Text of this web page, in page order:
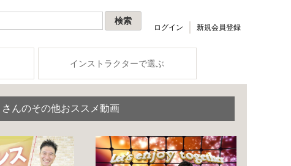
ログイン 新規会員登録
インストラクターで選ぶ
んのその他おススメ動画